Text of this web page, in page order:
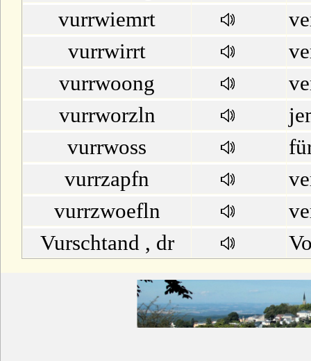
vurrwiemrt
vurrwirrt
vurrwoong
vurrworzln
vurrwoss
vurrzapfn
vurrzwoefln
Vurschtand , dr